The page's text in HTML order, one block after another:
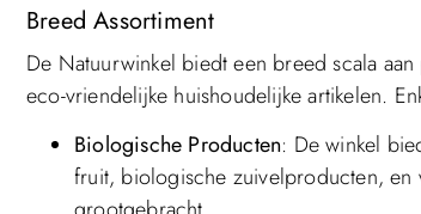
Breed Assortiment
De Natuurwinkel biedt een breed scala
eco-vriendelijke huishoudelijke artikelen.
Biologische Producten: De winkel
fruit, biologische zuivelproducten, en